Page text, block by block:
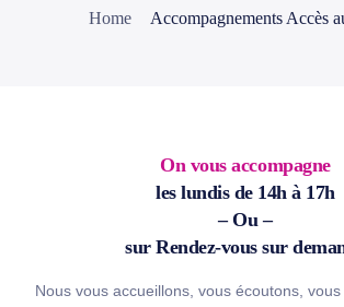
Home Accompagnements Accès
On vous accompagne
les lundis de 14h à 17h
– Ou –
sur Rendez-vous sur
Nous vous accueillons, vous écoutons,